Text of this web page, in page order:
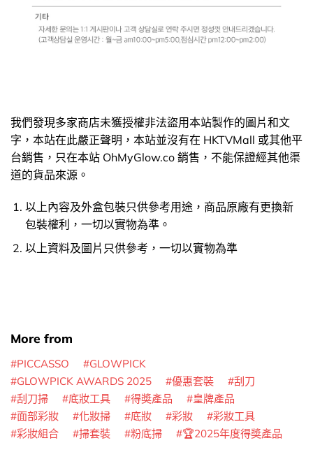
我們發現多家商店未獲授權非法盜用本站製作的圖片和文
字，本站在此嚴正聲明，本站並沒有在 HKTVMall 或其他平
台銷售，只在本站 OhMyGlow.co 銷售，不能保證經其他渠
道的貨品來源。
以上內容及外盒包裝只供參考用途，商品原廠有更換新
包裝權利，一切以實物為準。
以上資料及圖片只供參考，一切以實物為準
More from
PICCASSO
GLOWPICK
GLOWPICK AWARDS 2025
優惠套裝
刮刀
刮刀掃
底妝工具 得奬產品
皇牌產品
面部彩妝
化妝掃 底妝 彩妝
彩妝工具
彩妝組合
掃套裝 粉底掃 🏆2025年度得奬產品